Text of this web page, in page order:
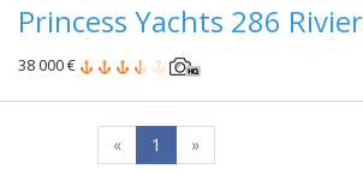
Princess Yachts 286
38 000 €
« 1 »